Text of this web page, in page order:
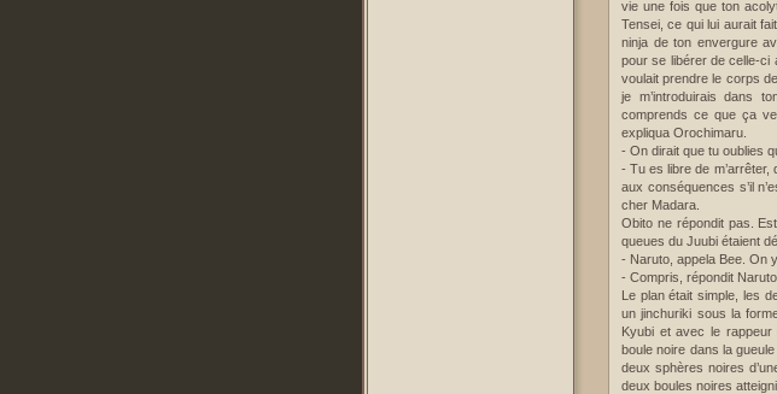
vie une fois que ton
Tensei, ce qui lui aurait
ninja de ton envergure
pour se libérer de celle-ci
voulait prendre le corps
je m’introduirais dans
comprends ce que ça
expliqua Orochimaru.
- On dirait que tu oublies
- Tu es libre de
aux conséquences s’il
cher Madara.
Obito ne répondit pas.
queues du Juubi étaient
- Naruto, appela Bee. On
- Compris, répondit Naruto.
Le plan était simple, les
un jinchuriki sous la
Kyubi et avec le rappeur
boule noire dans la
deux sphères noires
deux boules noires